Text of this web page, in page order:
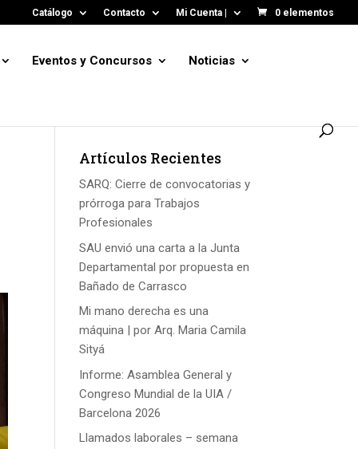
Catálogo Contacto Mi Cuenta | 0 elementos
Eventos y Concursos Noticias
Artículos Recientes
SARQ: Cierre de convocatorias y
prórroga para Trabajos
Profesionales
SAU envió una carta a la Junta
Departamental por propuesta en
Bañado de Carrasco
Mi mano derecha es una
máquina | por Arq. Maria Camila
Sityá
Informe: Asamblea General y
Congreso Mundial de la UIA /
Barcelona 2026
Llamados laborales – semana